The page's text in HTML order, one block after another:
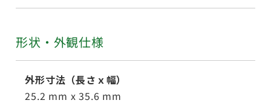
形状・外観仕様
外形寸法（長さｘ幅）
25.2 mm x 35.6 mm